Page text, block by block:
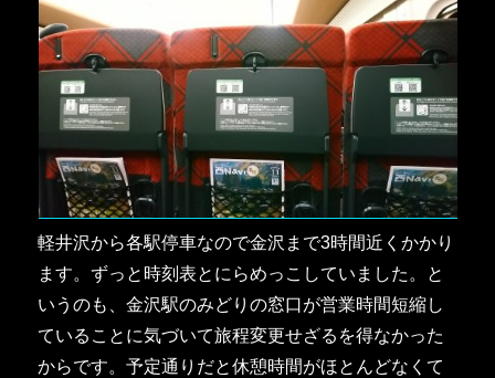
軽井沢から各駅停車なので金沢まで3時間近くかかり
ます。ずっと時刻表とにらめっこしていました。と
いうのも、金沢駅のみどりの窓口が営業時間短縮し
ていることに気づいて旅程変更せざるを得なかった
からです。予定通りだと休憩時間がほとんどなくて